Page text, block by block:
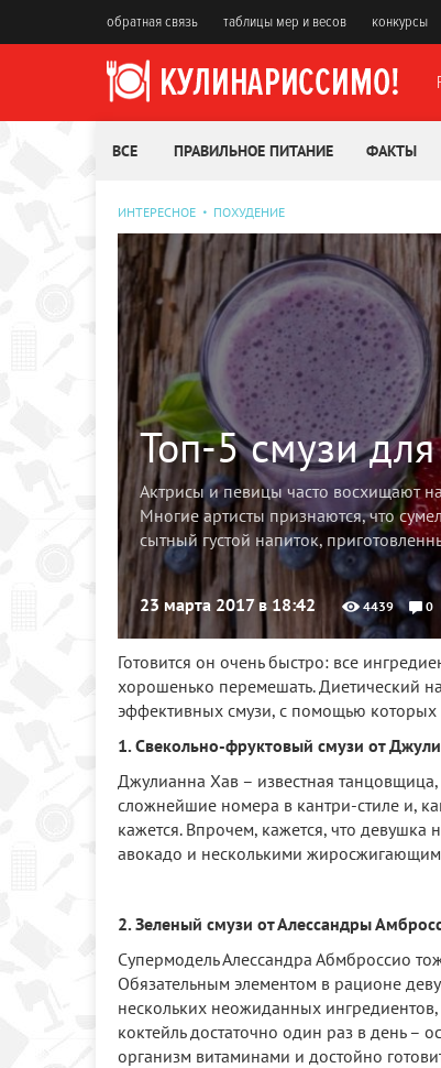
обратная связь таблицы мер и весов конкурсы
ВСЕ ПРАВИЛЬНОЕ ПИТАНИЕ ФАКТЫ
ИНТЕРЕСНОЕ ПОХУДЕНИЕ
Топ-5 смузи
Актрисы и певицы часто восхищают
Многие артисты признаются, что
сытный густой напиток,
23 марта 2017 в 18:42 4439 0
Готовится он очень быстро: все
хорошенько перемешать. Диетический
эффективных смузи, с помощью которых
1. Свекольно-фруктовый смузи от
Джулианна Хав – известная
сложнейшие номера в кантри-стиле и,
кажется. Впрочем, кажется, что
авокадо и несколькими
2. Зеленый смузи от Алессандры
Супермодель Алессандра Абмброссио
Обязательным элементом в рационе
нескольких неожиданных
коктейль достаточно один раз в день –
организм витаминами и достойно